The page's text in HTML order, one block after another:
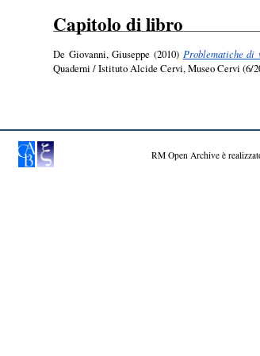
Capitolo di libro
De Giovanni, Giuseppe (2010) Problematiche di
Quaderni / Istituto Alcide Cervi, Museo Cervi (6/
RM Open Archive è